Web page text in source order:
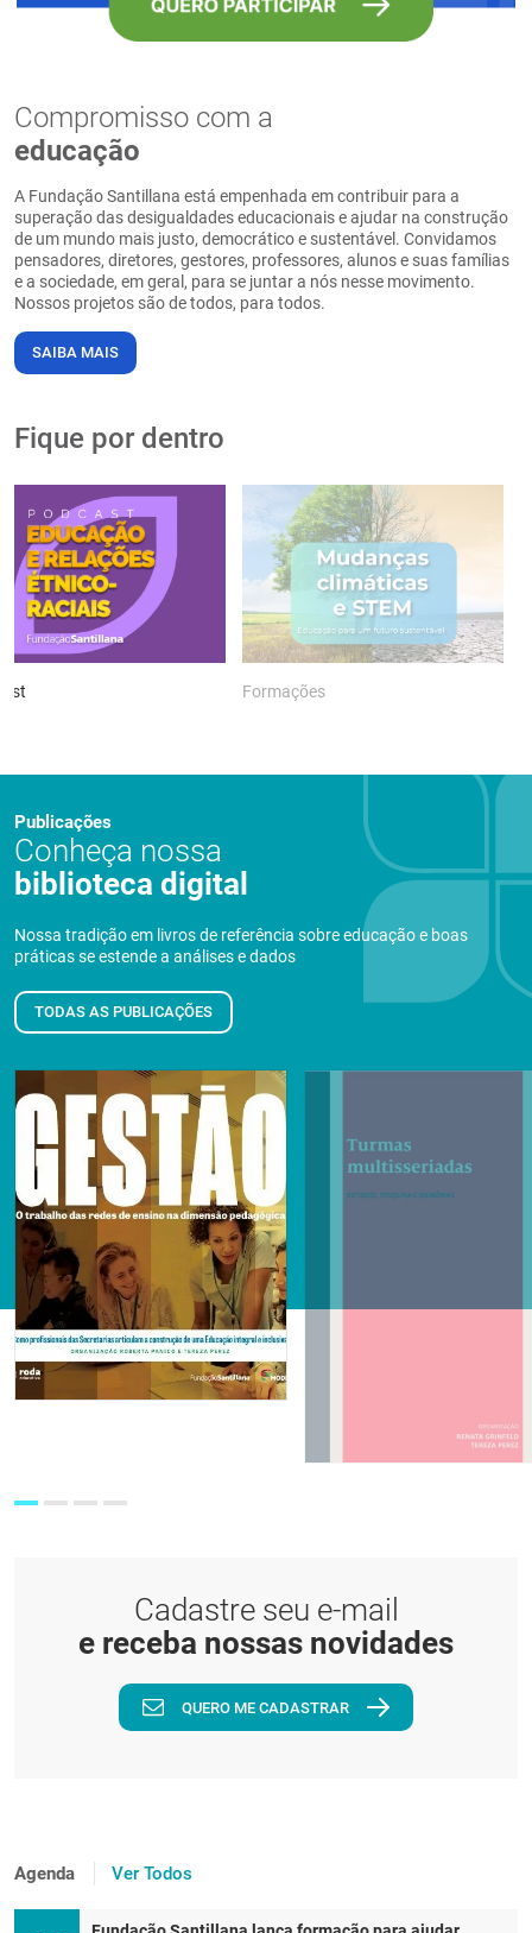
Compromisso com a
educação
A Fundação Santillana está empenhada em contribuir para a
superação das desigualdades educacionais e ajudar na construção
de um mundo mais justo, democrático e sustentável. Convidamos
pensadores, diretores, gestores, professores, alunos e suas famílias
e a sociedade, em geral, para se juntar a nós nesse movimento.
Nossos projetos são de todos, para todos.
SAIBA MAIS
Fique por dentro
Formações
Publicações
Conheça nossa
biblioteca digital
Nossa tradição em livros de referência sobre educação e boas
práticas se estende a análises e dados
TODAS AS PUBLICAÇÕES
Cadastre seu e-mail
e receba nossas novidades
QUERO ME CADASTRAR
Agenda Ver Todos